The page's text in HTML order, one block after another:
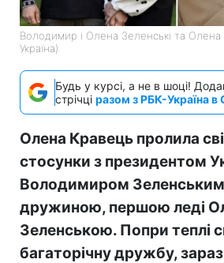
Володимир і Олена Зеленські та
Україна)
Будь у курсі, а не в шоці!
стрічці разом з РБК-Україна в
Олена Кравець пролила
стосунки з президентом
Володимиром Зеленським
дружиною, першою леді
Зеленською. Попри теплі
багаторічну дружбу,